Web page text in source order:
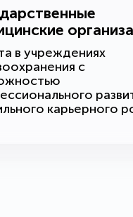
в учреждениях
с
карьерного